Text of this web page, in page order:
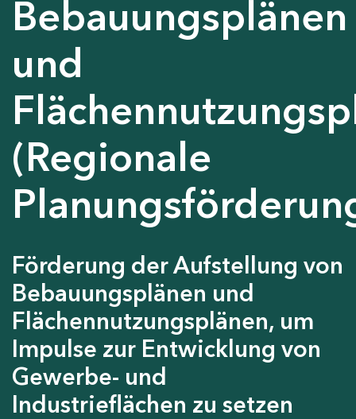
Bebauungsplänen
und
(Regionale
Förderung der Aufstellung von
Bebauungsplänen und
Flächennutzungsplänen, um
Impulse zur Entwicklung von
Gewerbe- und
Industrieflächen zu setzen